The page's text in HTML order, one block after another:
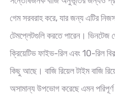
গেম সরবরাহ করে, যার জন্য এটির
টেমপ্লেটগুলি করতে পারেন। ভিনটেজ
ক্রিয়েটিভ ফাইভ-রিল এবং 10-রিল
কিছু আছে। বাজি রিয়েল টাইম বাজি
অসামান্য উপভোগ করেছে এমন